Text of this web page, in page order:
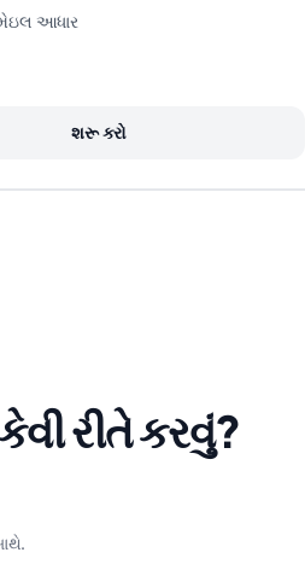
આધાર
શરૂ કરો
રીતે કરવું?